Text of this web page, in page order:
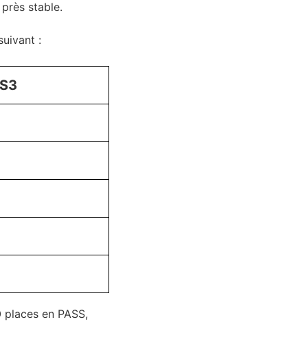
stable.
:
en PASS,